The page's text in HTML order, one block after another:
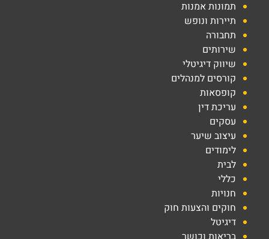
תמונות אמנות
תיירות ונופש
תחבורה
שירותים
שיווק דיגיטלי
קורסים למנהלים
קופסאות
עריכת דין
עסקים
עיצוב שיער
לימודים
לבית
כללי
חנויות
חוקים והצעות חוק
דיגיטל